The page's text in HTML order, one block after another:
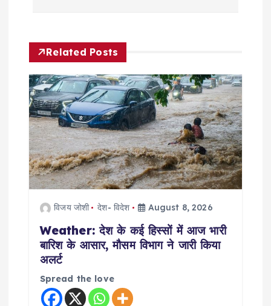
v
g
a
t
Related Posts
विजय जोशी देश- विदेश August 8, 2026
Weather: देश के कई हिस्सों में आज भारी
बारिश के आसार, मौसम विभाग ने जारी किया
अलर्ट
Spread the love